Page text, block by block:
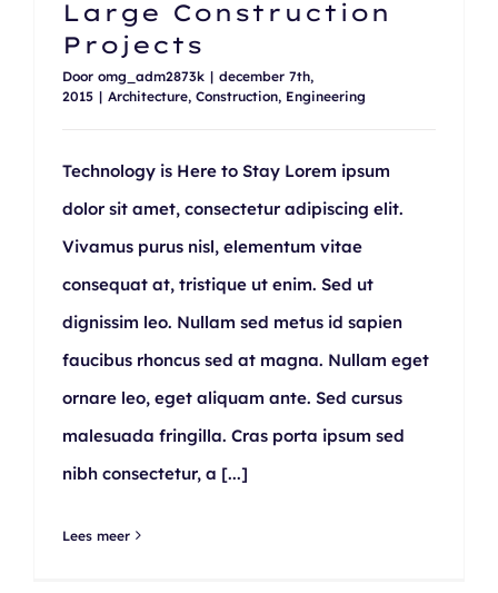
Large Construction
Projects
Door omg_adm2873k | december 7th,
2015 | Architecture, Construction, Engineering
Technology is Here to Stay Lorem ipsum
dolor sit amet, consectetur adipiscing elit.
Vivamus purus nisl, elementum vitae
consequat at, tristique ut enim. Sed ut
dignissim leo. Nullam sed metus id sapien
faucibus rhoncus sed at magna. Nullam eget
ornare leo, eget aliquam ante. Sed cursus
malesuada fringilla. Cras porta ipsum sed
nibh consectetur, a [...]
Lees meer